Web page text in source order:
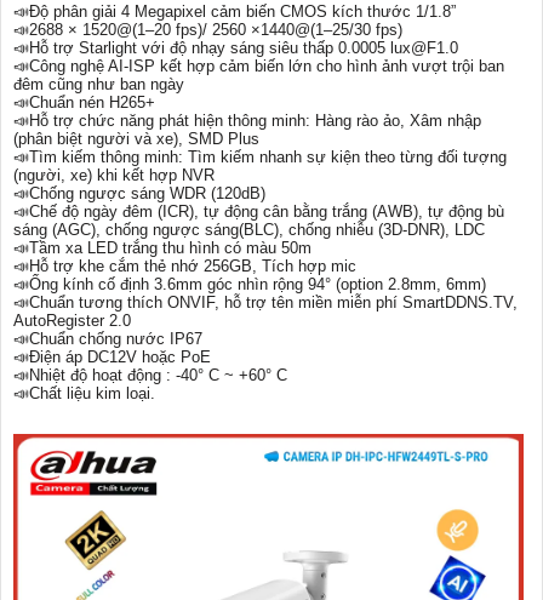
📣Độ phân giải 4 Megapixel cảm biến CMOS kích thước 1/1.8”
📣2688 × 1520@(1–20 fps)/ 2560 ×1440@(1–25/30 fps)
📣Hỗ trợ Starlight với độ nhạy sáng siêu thấp 0.0005 lux@F1.0
📣Công nghệ AI-ISP kết hợp cảm biến lớn cho hình ảnh vượt trội ban
đêm cũng như ban ngày
📣Chuẩn nén H265+
📣Hỗ trợ chức năng phát hiện thông minh: Hàng rào ảo, Xâm nhập
(phân biệt người và xe), SMD Plus
📣Tìm kiếm thông minh: Tìm kiếm nhanh sự kiện theo từng đối tượng
(người, xe) khi kết hợp NVR
📣Chống ngược sáng WDR (120dB)
📣Chế độ ngày đêm (ICR), tự động cân bằng trắng (AWB), tự động bù
sáng (AGC), chống ngược sáng(BLC), chống nhiễu (3D-DNR), LDC
📣Tầm xa LED trắng thu hình có màu 50m
📣Hỗ trợ khe cắm thẻ nhớ 256GB, Tích hợp mic
📣Ống kính cố định 3.6mm góc nhìn rộng 94° (option 2.8mm, 6mm)
📣Chuẩn tương thích ONVIF, hỗ trợ tên miền miễn phí SmartDDNS.TV,
AutoRegister 2.0
📣Chuẩn chống nước IP67
📣Điện áp DC12V hoặc PoE
📣Nhiệt độ hoạt động : -40° C ~ +60° C
📣Chất liệu kim loại.